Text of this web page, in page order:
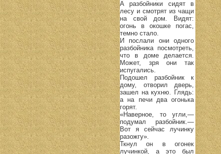
А разбойники сидят в
лесу и смотрят из чащи
на свой дом. Видят:
огонь в окошке погас,
темно стало.
И послали они одного
разбойника посмотреть,
что в доме делается.
Может, зря они так
испугались.
Подошел разбойник к
дому, отворил дверь,
зашел на кухню. Глядь:
а на печи два огонька
горят.
«Наверное, то угли,—
подумал разбойник.—
Вот я сейчас лучинку
разожгу».
Ткнул он в огонек
лучинкой, а это был